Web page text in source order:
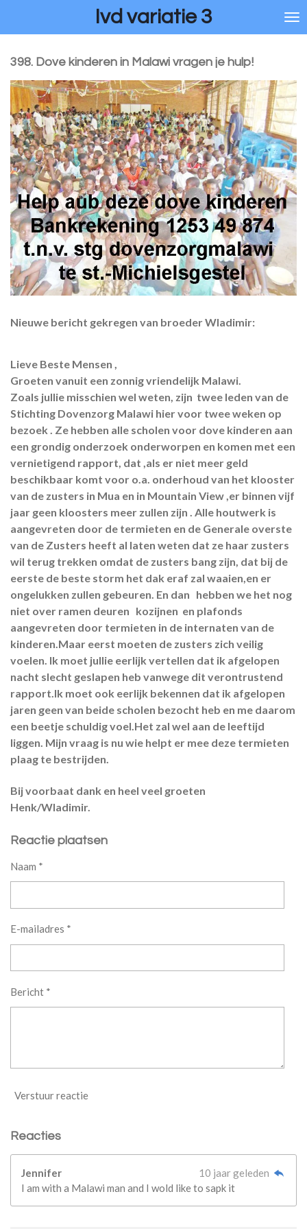
de
Ivd variatie 3
398. Dove kinderen in Malawi vragen je hulp!
Nieuwe bericht gekregen van broeder Wladimir:
Lieve Beste Mensen ,
Groeten vanuit een zonnig vriendelijk Malawi.
Zoals jullie misschien wel weten, zijn twee leden van de
Stichting Dovenzorg Malawi hier voor twee weken op
bezoek . Ze hebben alle scholen voor dove kinderen aan
een grondig onderzoek onderworpen en komen met een
vernietigend rapport, dat ,als er niet meer geld
beschikbaar komt voor o.a. onderhoud van het klooster
van de zusters in Mua en in Mountain View ,er binnen vijf
jaar geen kloosters meer zullen zijn . Alle houtwerk is
aangevreten door de termieten en de Generale overste
van de Zusters heeft al laten weten dat ze haar zusters
wil terug trekken omdat de zusters bang zijn, dat bij de
eerste de beste storm het dak eraf zal waaien,en er
ongelukken zullen gebeuren. En dan hebben we het nog
niet over ramen deuren kozijnen en plafonds
aangevreten door termieten in de internaten van de
kinderen.Maar eerst moeten de zusters zich veilig
voelen. Ik moet jullie eerlijk vertellen dat ik afgelopen
nacht slecht geslapen heb vanwege dit verontrustend
rapport.Ik moet ook eerlijk bekennen dat ik afgelopen
jaren geen van beide scholen bezocht heb en me daarom
een beetje schuldig voel.Het zal wel aan de leeftijd
liggen. Mijn vraag is nu wie helpt er mee deze termieten
plaag te bestrijden.
Bij voorbaat dank en heel veel groeten
Henk/Wladimir.
Reactie plaatsen
Naam *
E-mailadres *
Bericht *
Verstuur reactie
Reacties
Jennifer
10 jaar geleden
I am with a Malawi man and I wold like to sapk it